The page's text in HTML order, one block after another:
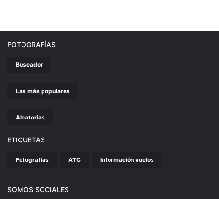
FOTOGRAFÍAS
Buscador
Las más populares
Aleatorias
ETIQUETAS
Fotografías ATC Información vuelos
SOMOS SOCIALES